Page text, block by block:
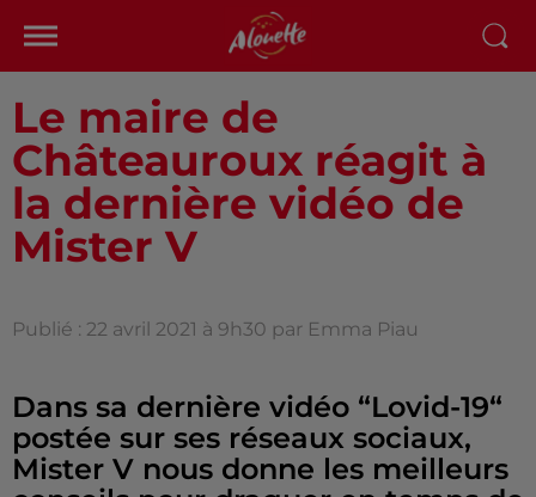
Le maire de
Châteauroux réagit à
la dernière vidéo de
Mister V
Publié : 22 avril 2021 à 9h30 par Emma Piau
Dans sa dernière vidéo “Lovid-19“
postée sur ses réseaux sociaux,
Mister V nous donne les meilleurs